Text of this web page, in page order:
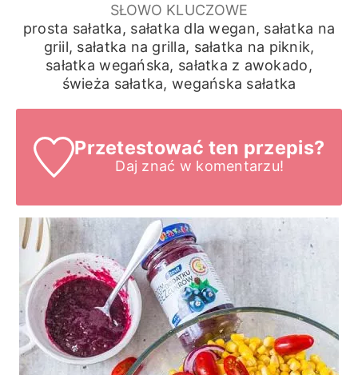
SŁOWO KLUCZOWE
prosta sałatka, sałatka dla wegan, sałatka na
griil, sałatka na grilla, sałatka na piknik,
sałatka wegańska, sałatka z awokado,
świeża sałatka, wegańska sałatka
Przetestować ten przepis?
Daj znać w komentarzu!